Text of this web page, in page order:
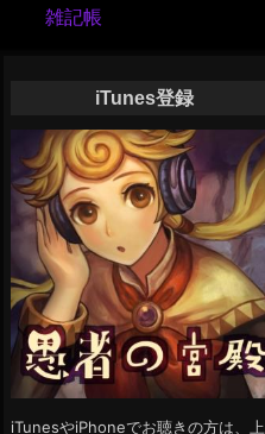
雑記帳
iTunes登録
iTunesやiPhoneでお聴きの方は、上